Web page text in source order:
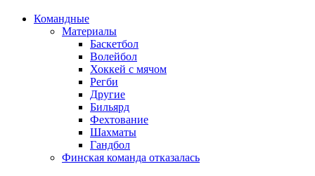
Командные
Материалы
Баскетбол
Волейбол
Хоккей с мячом
Регби
Другие
Бильярд
Фехтование
Шахматы
Гандбол
Финская команда отказалась